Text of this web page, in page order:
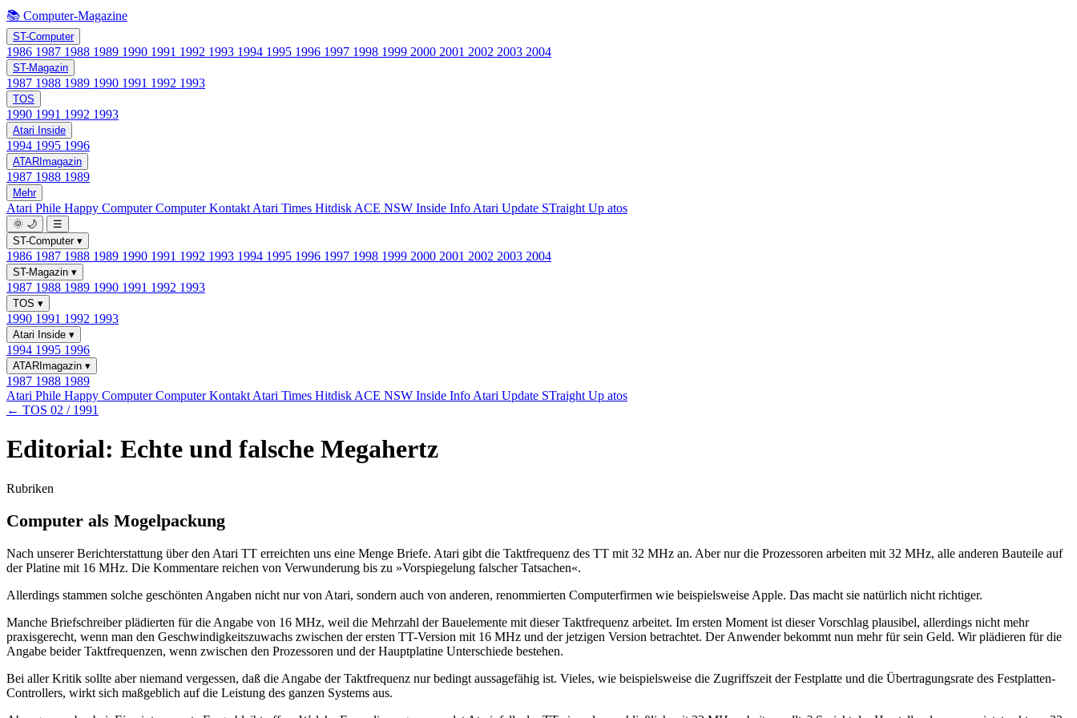
📚 Computer-Magazine
ST-Computer
1986 1987 1988 1989 1990 1991 1992 1993 1994 1995 1996 1997 1998 1999 2000 2001 2002 2003 2004
ST-Magazin
1987 1988 1989 1990 1991 1992 1993
TOS
1990 1991 1992 1993
Atari Inside
1994 1995 1996
ATARImagazin
1987 1988 1989
Mehr
Atari Phile Happy ComputerComputer Kontakt Atari Times Hitdisk ACE NSW Inside Info Atari Update STraight Up atos
🌞 🌙
☰
ST-Computer ▾
1986 1987 1988 1989 1990 1991 1992 1993 1994 1995 1996 1997 1998 1999 2000 2001 2002 2003 2004
ST-Magazin ▾
1987 1988 1989 1990 1991 1992 1993
TOS ▾
1990 1991 1992 1993
Atari Inside ▾
1994 1995 1996
ATARImagazin ▾
1987 1988 1989
Atari Phile Happy ComputerComputer Kontakt Atari Times Hitdisk ACE NSW Inside Info Atari Update STraight Up atos
← TOS 02 / 1991
Editorial: Echte und falsche Megahertz
Rubriken
Computer als Mogelpackung
Nach unserer Berichterstattung über den Atari TT erreichten uns eine Menge Briefe. Atari gibt die Taktfrequenz des TT mit 32 MHz an. Aber nur die Prozessoren arbeiten mit 32 MHz, alle anderen Bauteile auf
der Platine mit 16 MHz. Die Kommentare reichen von Verwunderung bis zu »Vorspiegelung falscher Tatsachen«.
Allerdings stammen solche geschönten Angaben nicht nur von Atari, sondern auch von anderen, renommierten Computerfirmen wie beispielsweise Apple. Das macht sie natürlich nicht richtiger.
Manche Briefschreiber plädierten für die Angabe von 16 MHz, weil die Mehrzahl der Bauelemente mit dieser Taktfrequenz arbeitet. Im ersten Moment ist dieser Vorschlag plausibel, allerdings nicht mehr
praxisgerecht, wenn man den Geschwindigkeitszuwachs zwischen der ersten TT-Version mit 16 MHz und der jetzigen Version betrachtet. Der Anwender bekommt nun mehr für sein Geld. Wir plädieren für die
Angabe beider Taktfrequenzen, wenn zwischen den Prozessoren und der Hauptplatine Unterschiede bestehen.
Bei aller Kritik sollte aber niemand vergessen, daß die Angabe der Taktfrequenz nur bedingt aussagefähig ist. Vieles, wie beispielsweise die Zugriffszeit der Festplatte und die Übertragungsrate des Festplatten-
Controllers, wirkt sich maßgeblich auf die Leistung des ganzen Systems aus.